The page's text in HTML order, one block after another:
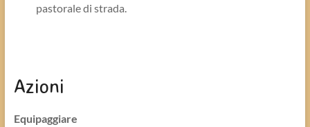
pastorale di strada.
Azioni
Equipaggiare